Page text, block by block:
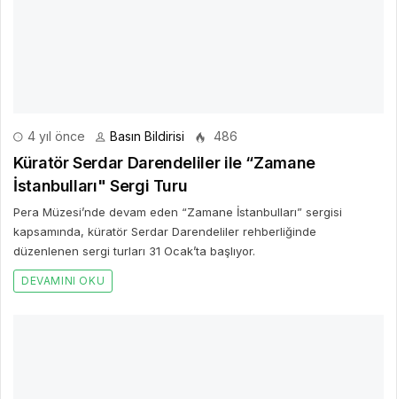
4 yıl önce Basın Bildirisi 486
Küratör Serdar Darendeliler ile “Zamane
İstanbulları" Sergi Turu
Pera Müzesi’nde devam eden “Zamane İstanbulları” sergisi
kapsamında, küratör Serdar Darendeliler rehberliğinde
düzenlenen sergi turları 31 Ocak’ta başlıyor.
DEVAMINI OKU